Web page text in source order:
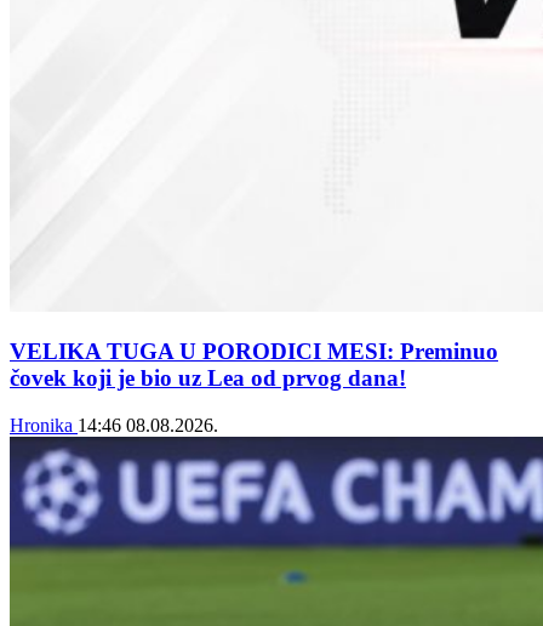
VELIKA TUGA U PORODICI MESI: Preminuo
čovek koji je bio uz Lea od prvog dana!
Hronika 14:46 08.08.2026.